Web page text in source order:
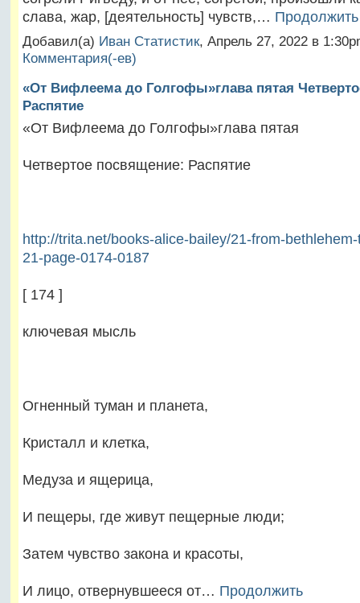
слава, жар, [деятельность] чувств,… Продолжить
Добавил(а) Иван Статистик, Апрель 27, 2022 в
Комментария(-ев)
«От Вифлеема до Голгофы»глава пятая
Распятие
«От Вифлеема до Голгофы»глава пятая
Четвертое посвящение: Распятие
http://trita.net/books-alice-bailey/21-from-
21-page-0174-0187
[ 174 ]
ключевая мысль
Огненный туман и планета,
Кристалл и клетка,
Медуза и ящерица,
И пещеры, где живут пещерные люди;
Затем чувство закона и красоты,
И лицо, отвернувшееся от… Продолжить